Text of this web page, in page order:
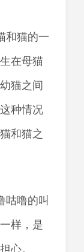
和猫的一
在母猫
猫之间
种情况
和猫之
咕噜的叫
样，是
心。